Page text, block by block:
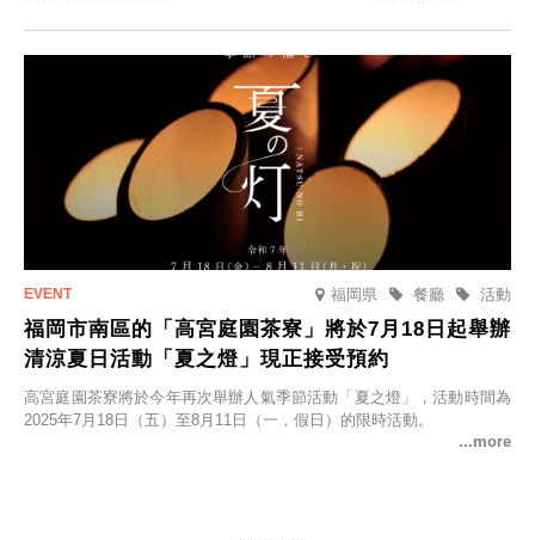
福岡県 活動
餐廳
福岡市南區的「高宮庭園茶寮」將於7月18日起舉辦
清涼夏日活動「夏之燈」現正接受預約
高宮庭園茶寮將於今年再次舉辦人氣季節活動「夏之燈」，活動時間為
2025年7月18日（五）至8月11日（一，假日）的限時活動。